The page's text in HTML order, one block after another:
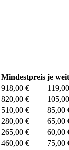
Mindestpreis je
918,00 €
820,00 €
510,00 €
85,00
280,00 €
65,00
265,00 €
60,00
460,00 € 75,00